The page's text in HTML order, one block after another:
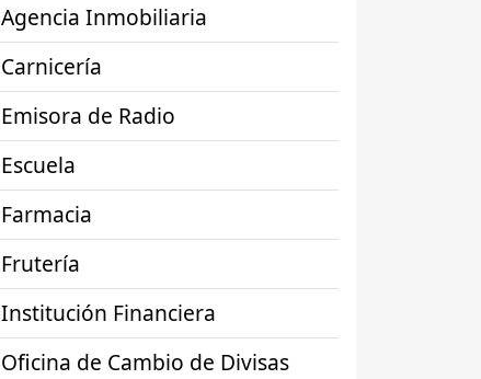
Agencia Inmobiliaria
Carnicería
Emisora de Radio
Escuela
Farmacia
Frutería
Institución Financiera
Oficina de Cambio de Divisas